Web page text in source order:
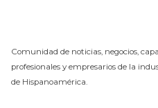
Comunidad de noticias, negocios,
profesionales y empresarios de la
de Hispanoamérica.